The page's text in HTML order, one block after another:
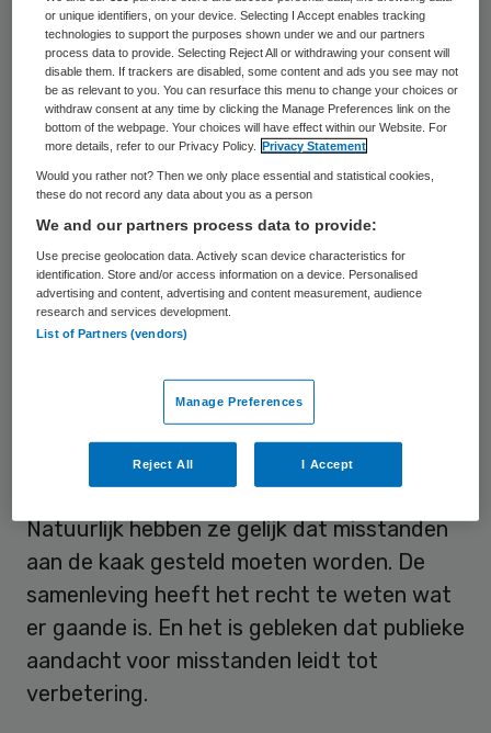
balans blijkt pas als er fouten worden
gemaakt en de media daar aandacht aan
besteden. Er wordt dan hard geroepen om
transparantie, want dan is ondermaatse
zorg immers zichtbaar en herkenbaar.
Transparantie over resultaten geeft
patiënten inzicht, waardoor ze gericht
kunnen kiezen. Prima! Eerlijkheid en
openheid door zorgverleners over fouten
en calamiteiten: ook prima.
De twijfel begint bij mij bij de media die
bestuurders en zorgverleners veroordelen.
Natuurlijk hebben ze gelijk dat misstanden
aan de kaak gesteld moeten worden. De
samenleving heeft het recht te weten wat
er gaande is. En het is gebleken dat publieke
aandacht voor misstanden leidt tot
verbetering.
or unique identifiers, on your device. Selecting I Accept enables tracking
technologies to support the purposes shown under we and our partners
process data to provide. Selecting Reject All or withdrawing your consent will
disable them. If trackers are disabled, some content and ads you see may not
be as relevant to you. You can resurface this menu to change your choices or
withdraw consent at any time by clicking the Manage Preferences link on the
bottom of the webpage. Your choices will have effect within our Website. For
more details, refer to our Privacy Policy.
Privacy Statement
Would you rather not? Then we only place essential and statistical cookies,
these do not record any data about you as a person
We and our partners process data to provide:
Use precise geolocation data. Actively scan device characteristics for
identification. Store and/or access information on a device. Personalised
advertising and content, advertising and content measurement, audience
research and services development.
List of Partners (vendors)
Manage Preferences
Reject All I Accept